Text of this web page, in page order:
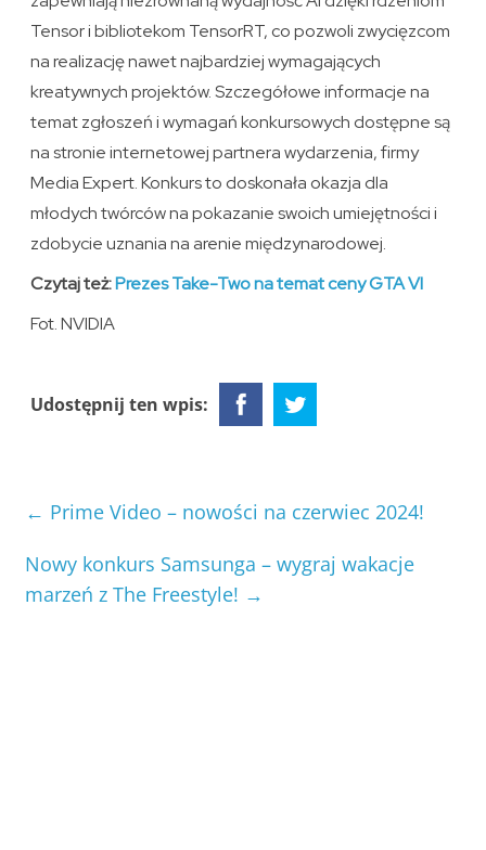
Tensor i bibliotekom TensorRT, co pozwoli zwycięzcom
na realizację nawet najbardziej wymagających
kreatywnych projektów. Szczegółowe informacje na
temat zgłoszeń i wymagań konkursowych dostępne są
na stronie internetowej partnera wydarzenia, firmy
Media Expert. Konkurs to doskonała okazja dla
młodych twórców na pokazanie swoich umiejętności i
zdobycie uznania na arenie międzynarodowej.
Czytaj też:Prezes Take-Two na temat ceny GTA VI
Fot. NVIDIA
Udostępnij ten wpis:
← Prime Video – nowości na czerwiec 2024!
Nowy konkurs Samsunga – wygraj wakacje
marzeń z The Freestyle! →